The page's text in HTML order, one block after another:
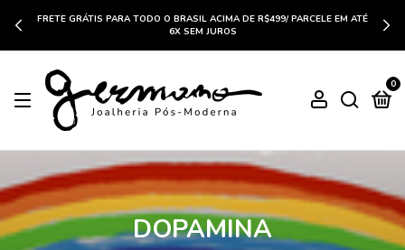
FRETE GRÁTIS PARA TODO O BRASIL ACIMA DE R$499/ PARCELE EM ATÉ
6X SEM JUROS
0
DOPAMINA